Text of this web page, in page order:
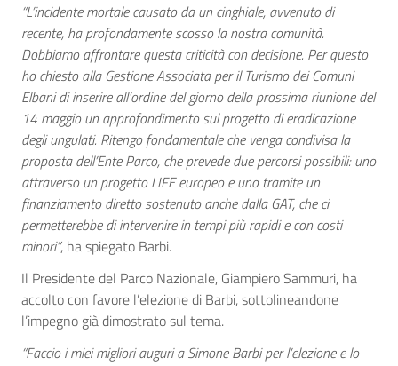
“L’incidente mortale causato da un cinghiale, avvenuto di
recente, ha profondamente scosso la nostra comunità.
Dobbiamo affrontare questa criticità con decisione. Per questo
ho chiesto alla Gestione Associata per il Turismo dei Comuni
Elbani di inserire all’ordine del giorno della prossima riunione del
14 maggio un approfondimento sul progetto di eradicazione
degli ungulati. Ritengo fondamentale che venga condivisa la
proposta dell’Ente Parco, che prevede due percorsi possibili: uno
attraverso un progetto LIFE europeo e uno tramite un
finanziamento diretto sostenuto anche dalla GAT, che ci
permetterebbe di intervenire in tempi più rapidi e con costi
minori”, ha spiegato Barbi.
Il Presidente del Parco Nazionale, Giampiero Sammuri, ha
accolto con favore l’elezione di Barbi, sottolineandone
l’impegno già dimostrato sul tema.
“Faccio i miei migliori auguri a Simone Barbi per l’elezione e lo